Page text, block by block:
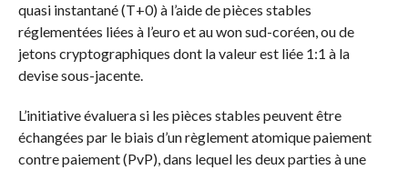
quasi instantané (T+0) à l’aide de pièces stables
réglementées liées à l’euro et au won sud-coréen, ou de
jetons cryptographiques dont la valeur est liée 1:1 à la
devise sous-jacente.
L’initiative évaluera si les pièces stables peuvent être
échangées par le biais d’un règlement atomique paiement
contre paiement (PvP), dans lequel les deux parties à une